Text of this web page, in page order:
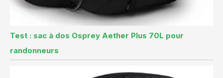
Test : sac à dos Osprey Aether Plus 70L pour
randonneurs